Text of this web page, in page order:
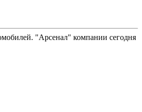
"Арсенал" компании сегодня